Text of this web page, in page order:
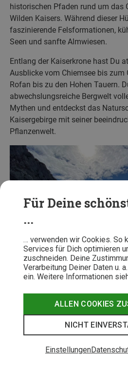
Für Deine
...
… verwenden wir Cookies. So
Services für Dich optimieren
zuschneiden. Deine
Verarbeitung Deiner Daten u.
ein. Weitere Informationen
ALLEN COOKIES
NICHT
Einstellungen
historischen Pfaden rund um das
Wilden Kaisers. Während dieser
faszinierende Felsformationen,
Seen und sanfte Almwiesen.
Entlang der Kaiserkrone hast Du
Ausblicke vom Chiemsee bis zum
Rofan bis zu den Hohen Tauern.
abwechslungsreiche Bergwelt
Mythen und entdeckst das
Kaisergebirge mit seiner
Pflanzenwelt.
Felix Neuchl
Der Wilde Kaiser lädt zum Träumen ein.
Für eine kürzere, aber dennoch
sich eine dreitägige Hüttentour
Wilden Kaisers an. Diese Route,
Kilometer und 2.100 Höhenmeter.